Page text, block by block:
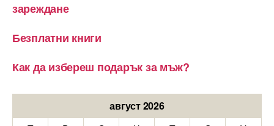
зареждане
Безплатни книги
Как да избереш подарък за мъж?
август 2026